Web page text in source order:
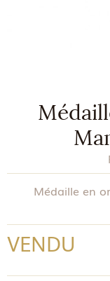
Médaille en
VENDU